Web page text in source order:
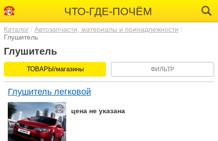
ЧТО-ГДЕ-ПОЧЁМ
Каталог
Автозапчасти, материалы и принадлежности
Глушитель
Глушитель
ТОВАРЫ/магазины ФИЛЬТР
Глушитель легковой
цена не указана